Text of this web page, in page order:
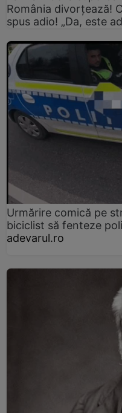
România divorțează!
spus adio! „Da, este
Urmărire comică pe
biciclist să fenteze
adevarul.ro